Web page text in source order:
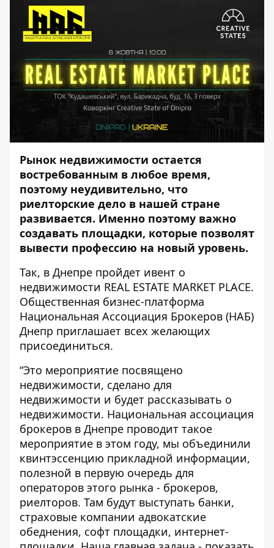
Рынок недвижимости остается
востребованным в любое время,
поэтому неудивительно, что
риелторские дело в нашей стране
развивается. Именно поэтому важно
создавать площадки, которые позволят
вывести профессию на новый уровень.
Так, в Днепре пройдет ивент о
недвижимости REAL ESTATE MARKET PLACE.
Общественная бизнес-платформа
Национальная Ассоциация Брокеров (НАБ)
Днепр приглашает всех желающих
присоединиться.
“Это мероприятие посвящено
недвижимости, сделано для
недвижимости и будет рассказывать о
недвижимости. Национальная ассоциация
брокеров в Днепре проводит такое
мероприятие в этом году, мы объединили
квинтэссенцию прикладной информации,
полезной в первую очередь для
операторов этого рынка - брокеров,
риелторов. Там будут выступать банки,
страховые компании адвокатские
обеднения, софт площадки, интернет-